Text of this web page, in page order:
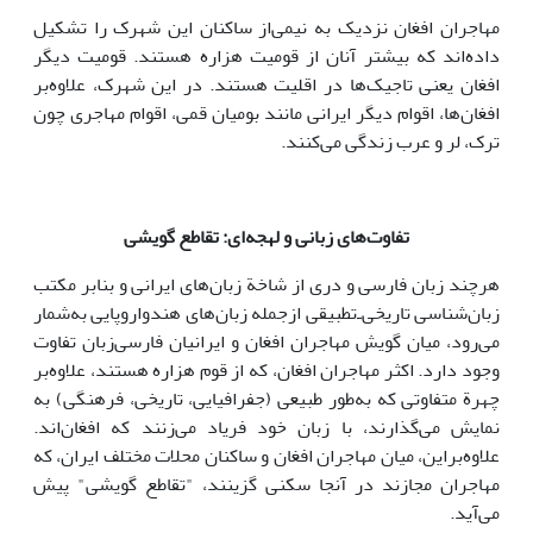
مهاجران افغان نزدیک به نیمی‌از ساکنان این شهرک را تشکیل
داده‌اند که بیشتر آنان از قومیت هزاره هستند. قومیت دیگر
افغان یعنی تاجیک‌ها در اقلیت هستند. در این شهرک، علاوه‌بر
افغان‌ها، اقوام دیگر ایرانی مانند بومیان قمی، اقوام مهاجری چون
ترک، لر و عرب زندگی می‌کنند.
تفاوت‌های زبانی و لهجه‌ای: ‌تقاطع گویشی
هرچند زبان فارسی و دری از شاخة زبان‌های ایرانی و بنابر مکتب
زبان‌شناسی تاریخی‌ـ‌تطبیقی ازجمله زبان‌های هندواروپایی به‌شمار
می‌رود، میان گویش مهاجران افغان و ایرانیان فارسی‌زبان تفاوت
وجود دارد. اکثر مهاجران افغان، که از قوم هزاره هستند، علاوه‌بر
چهرة متفاوتی که به‌طور طبیعی (جفرافیایی، تاریخی، فرهنگی) به
نمایش می‌گذارند، با زبان خود فریاد می‌زنند که افغان‌اند.
علاوه‌براین، میان مهاجران افغان و ساکنان محلات مختلف ایران، که
مهاجران مجازند در آنجا سکنی گزینند، "تقاطع گویشی" پیش
می‌آید.